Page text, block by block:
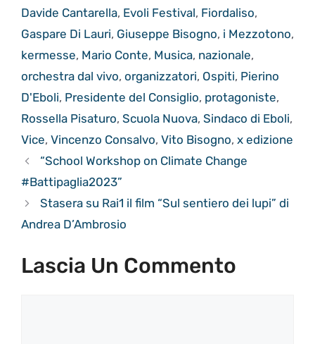
Davide Cantarella, Evoli Festival, Fiordaliso,
Gaspare Di Lauri, Giuseppe Bisogno, i Mezzotono,
kermesse, Mario Conte, Musica, nazionale,
orchestra dal vivo, organizzatori, Ospiti, Pierino
D'Eboli, Presidente del Consiglio, protagoniste,
Rossella Pisaturo, Scuola Nuova, Sindaco di Eboli,
Vice, Vincenzo Consalvo, Vito Bisogno, x edizione
“School Workshop on Climate Change
#Battipaglia2023”
Stasera su Rai1 il film “Sul sentiero dei lupi” di
Andrea D’Ambrosio
Lascia Un Commento